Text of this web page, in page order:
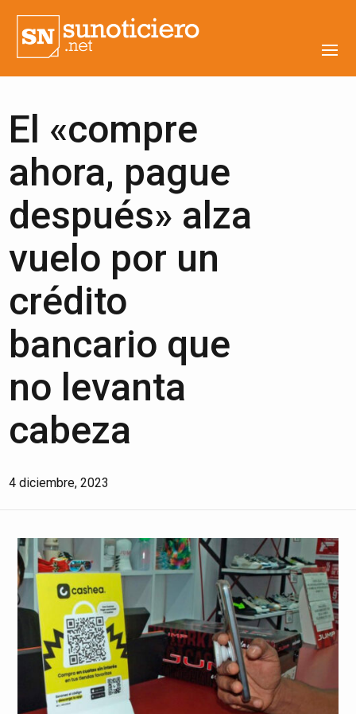
El «compre
ahora, pague
después» alza
vuelo por un
crédito
bancario que
no levanta
cabeza
4 diciembre, 2023